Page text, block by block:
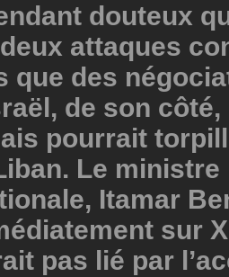
douteux
attaques
que des
de son côté,
pourrait
Le
Itamar
sur
pas lié par